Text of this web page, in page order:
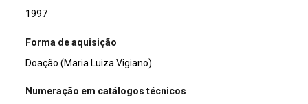
1997
Forma de aquisição
Doação (Maria Luiza Vigiano)
Numeração em catálogos técnicos